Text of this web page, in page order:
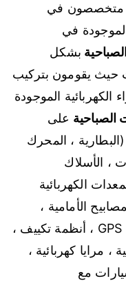
متخصصون في
في
بشكل
حيث يقومون بتركيب
الموجودة
الصباحية على
، المحرك
، الأسلاك
الكهربائية
الأمامية ،
ومكافحة السرقة إنذارات ، أجهزة GPS ، أنظمة تكييف ،
كهربائية ،
مع